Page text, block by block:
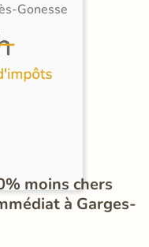
Gonesse
moins chers
à Garges-